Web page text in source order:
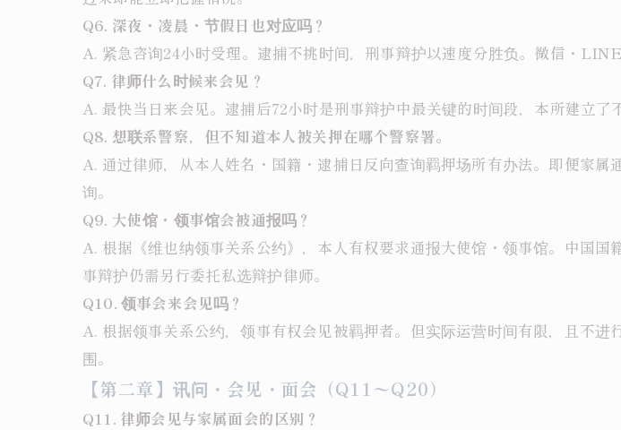
Q6. 深夜・凌晨・节假日也对应吗？
A. 紧急咨询24小时受理。逮捕不挑时间，刑事辩护以速度分胜负。微信・
Q7. 律师什么时候来会见？
A. 最快当日来会见。逮捕后72小时是刑事辩护中最关键的时间段，本所建立了
Q8. 想联系警察，但不知道本人被关押在哪个警察署。
A. 通过律师，从本人姓名・国籍・逮捕日反向查询羁押场所有办法。即便家
询。
Q9. 大使馆・领事馆会被通报吗？
A. 根据《维也纳领事关系公约》，本人有权要求通报大使馆・领事馆。中国
事辩护仍需另行委托私选辩护律师。
Q10. 领事会来会见吗？
A. 根据领事关系公约，领事有权会见被羁押者。但实际运营时间有限，且不
围。
【第二章】讯问・会见・面会（Q11〜Q20）
Q11. 律师会见与家属面会的区别？